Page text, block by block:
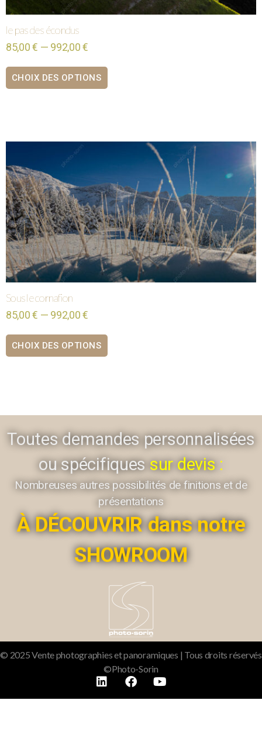
le pas des écondus
85,00 € — 992,00 €
CHOIX DES OPTIONS
Sous le cornafion
85,00 € — 992,00 €
CHOIX DES OPTIONS
Toutes demandes personnalisées
ou spécifiquessur devis :
Nombreuses autres possibilités de finitions et de
présentations
À DÉCOUVRIR dans notre
SHOWROOM
© 2025 Vente photographies et panoramiques | Tous droits réservés
©Photo-Sorin